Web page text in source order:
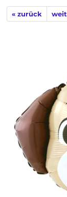
Anlässe anzeigen
« zurück